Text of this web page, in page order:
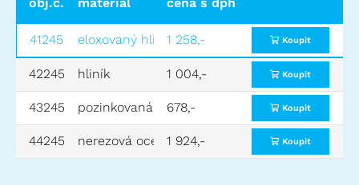
41245 eloxovaný hliník 1 040,-
1 258,- Koupit
42245 hliník 830,-
1 004,- Koupit
43245 pozinkovaná ocel 560,-
678,- Koupit
44245 nerezová ocel 1 590,-
1 924,- Koupit